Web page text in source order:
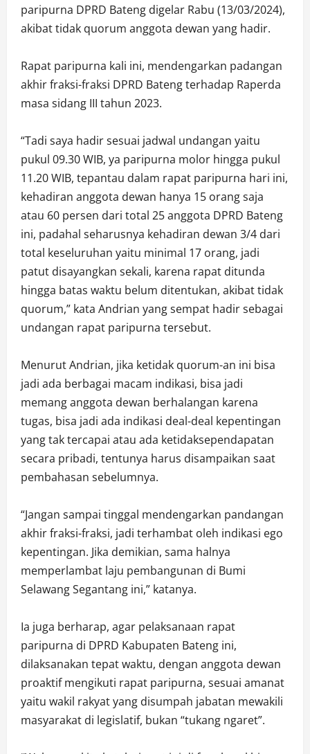
paripurna DPRD Bateng digelar Rabu (13/03/2024),
akibat tidak quorum anggota dewan yang hadir.
Rapat paripurna kali ini, mendengarkan padangan
akhir fraksi-fraksi DPRD Bateng terhadap Raperda
masa sidang III tahun 2023.
“Tadi saya hadir sesuai jadwal undangan yaitu
pukul 09.30 WIB, ya paripurna molor hingga pukul
11.20 WIB, tepantau dalam rapat paripurna hari ini,
kehadiran anggota dewan hanya 15 orang saja
atau 60 persen dari total 25 anggota DPRD Bateng
ini, padahal seharusnya kehadiran dewan 3/4 dari
total keseluruhan yaitu minimal 17 orang, jadi
patut disayangkan sekali, karena rapat ditunda
hingga batas waktu belum ditentukan, akibat tidak
quorum,” kata Andrian yang sempat hadir sebagai
undangan rapat paripurna tersebut.
Menurut Andrian, jika ketidak quorum-an ini bisa
jadi ada berbagai macam indikasi, bisa jadi
memang anggota dewan berhalangan karena
tugas, bisa jadi ada indikasi deal-deal kepentingan
yang tak tercapai atau ada ketidaksependapatan
secara pribadi, tentunya harus disampaikan saat
pembahasan sebelumnya.
“Jangan sampai tinggal mendengarkan pandangan
akhir fraksi-fraksi, jadi terhambat oleh indikasi ego
kepentingan. Jika demikian, sama halnya
memperlambat laju pembangunan di Bumi
Selawang Segantang ini,” katanya.
Ia juga berharap, agar pelaksanaan rapat
paripurna di DPRD Kabupaten Bateng ini,
dilaksanakan tepat waktu, dengan anggota dewan
proaktif mengikuti rapat paripurna, sesuai amanat
yaitu wakil rakyat yang disumpah jabatan mewakili
masyarakat di legislatif, bukan “tukang ngaret”.